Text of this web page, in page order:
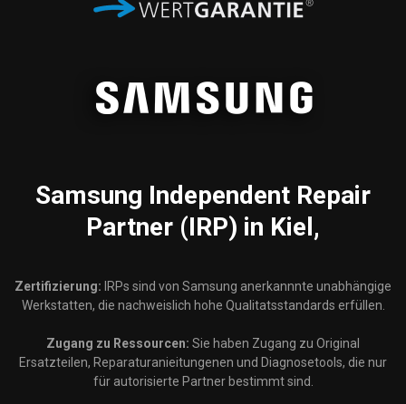
Samsung Independent Repair
Partner (IRP) in Kiel,
Zertifizierung: IRPs sind von Samsung anerkannnte unabhängige
Werkstatten, die nachweislich hohe Qualitatsstandards erfüllen.
Zugang zu Ressourcen: Sie haben Zugang zu Original
Ersatzteilen, Reparaturanieitungenen und Diagnosetools, die nur
für autorisierte Partner bestimmt sind.